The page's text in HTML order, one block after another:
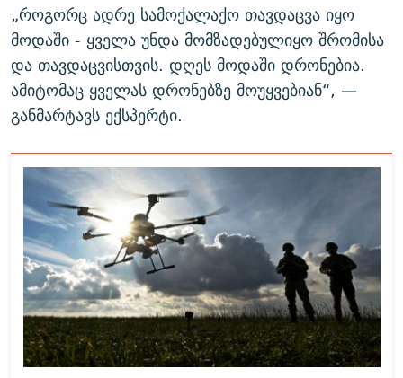
„როგორც ადრე სამოქალაქო თავდაცვა იყო
მოდაში - ყველა უნდა მომზადებულიყო შრომისა
და თავდაცვისთვის. დღეს მოდაში დრონებია.
ამიტომაც ყველას დრონებზე მოუყვებიან“, —
განმარტავს ექსპერტი.